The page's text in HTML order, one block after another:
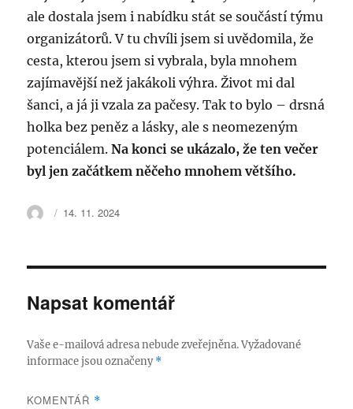
ale dostala jsem i nabídku stát se součástí týmu
organizátorů. V tu chvíli jsem si uvědomila, že
cesta, kterou jsem si vybrala, byla mnohem
zajímavější než jakákoli výhra. Život mi dal
šanci, a já ji vzala za pačesy. Tak to bylo – drsná
holka bez peněz a lásky, ale s neomezeným
potenciálem.Na konci se ukázalo, že ten večer
byl jen začátkem něčeho mnohem většího.
Autor:Publikováno:
14. 11. 2024
Napsat komentář
Vaše e-mailová adresa nebude zveřejněna. Vyžadované
informace jsou označeny*
KOMENTÁŘ *